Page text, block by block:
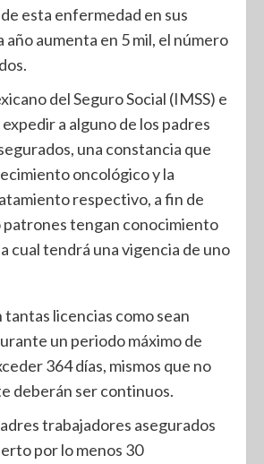
esta enfermedad en sus
año aumenta en 5 mil, el número
del Seguro Social (IMSS) e
expedir a alguno de los padres
una constancia que
oncológico y la
respectivo, a fin de
patrones tengan conocimiento
cual tendrá una vigencia de uno
tantas licencias como sean
un periodo máximo de
364 días, mismos que no
deberán ser continuos.
trabajadores asegurados
por lo menos 30